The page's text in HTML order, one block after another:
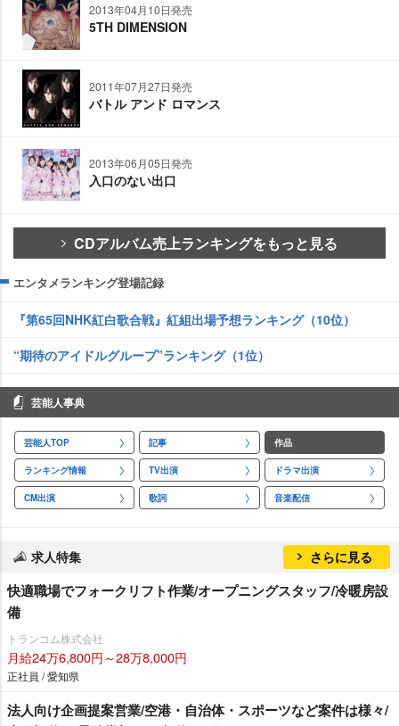
2013年04月10日発売
5TH DIMENSION
2011年07月27日発売
バトル アンド ロマンス
2013年06月05日発売
入口のない出口
CDアルバム売上ランキングをもっと見る
エンタメランキング登場記録
『第65回NHK紅白歌合戦』紅組出場予想ランキング（10位）
“期待のアイドルグループ”ランキング（1位）
芸能人事典
芸能人TOP 記事 作品
ランキング情報 TV出演 ドラマ出演
CM出演 歌詞 音楽配信
求人特集 さらに見る
快適職場でフォークリフト作業/オープニングスタッフ/冷暖房設
備
トランコム株式会社
月給24万6,800円～28万8,000円
正社員 / 愛知県
法人向け企画提案営業/空港・自治体・スポーツなど案件は様々/